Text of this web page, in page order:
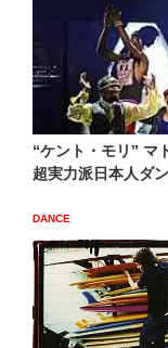
“ケント・モリ” マ
超実力派日本人ダ
DANCE